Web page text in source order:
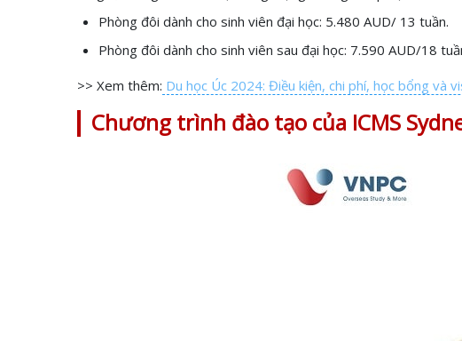
Phòng đôi dành cho sinh viên đại học: 5.480 AUD/ 13 tuần.
Phòng đôi dành cho sinh viên sau đại học: 7.590 AUD/18
>> Xem thêm: Du học Úc 2024: Điều kiện, chi phí, học bổng và
Chương trình đào tạo của ICMS